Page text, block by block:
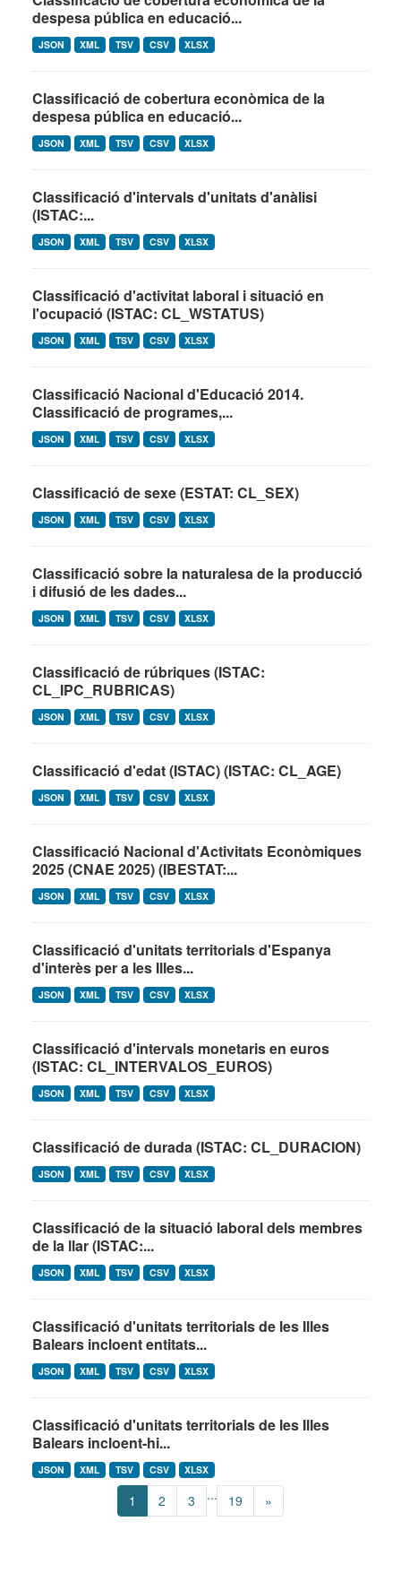
despesa pública en educació...
JSON XML TSV CSV XLSX
Classificació de cobertura econòmica de la
despesa pública en educació...
JSON XML TSV CSV XLSX
Classificació d'intervals d'unitats d'anàlisi
(ISTAC:...
JSON XML TSV CSV XLSX
Classificació d'activitat laboral i situació en
l'ocupació (ISTAC: CL_WSTATUS)
JSON XML TSV CSV XLSX
Classificació Nacional d'Educació 2014.
Classificació de programes,...
JSON XML TSV CSV XLSX
Classificació de sexe (ESTAT: CL_SEX)
JSON XML TSV CSV XLSX
Classificació sobre la naturalesa de la producció
i difusió de les dades...
JSON XML TSV CSV XLSX
Classificació de rúbriques (ISTAC:
CL_IPC_RUBRICAS)
JSON XML TSV CSV XLSX
Classificació d'edat (ISTAC) (ISTAC: CL_AGE)
JSON XML TSV CSV XLSX
Classificació Nacional d'Activitats Econòmiques
2025 (CNAE 2025) (IBESTAT:...
JSON XML TSV CSV XLSX
Classificació d'unitats territorials d'Espanya
d'interès per a les Illes...
JSON XML TSV CSV XLSX
Classificació d'intervals monetaris en euros
(ISTAC: CL_INTERVALOS_EUROS)
JSON XML TSV CSV XLSX
Classificació de durada (ISTAC: CL_DURACION)
JSON XML TSV CSV XLSX
Classificació de la situació laboral dels membres
de la llar (ISTAC:...
JSON XML TSV CSV XLSX
Classificació d'unitats territorials de les Illes
Balears incloent entitats...
JSON XML TSV CSV XLSX
Classificació d'unitats territorials de les Illes
Balears incloent-hi...
JSON XML TSV CSV XLSX
1 2 3 ... 19 »